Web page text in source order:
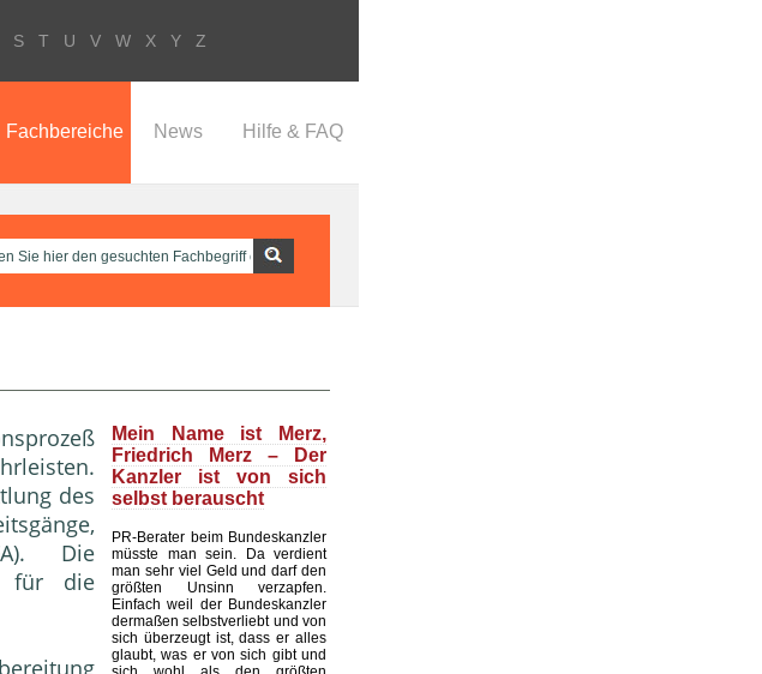
S T U V W X Y Z
Fachbereiche News Hilfe & FAQ
des
Die
für die
Mein Name ist Merz,
Friedrich Merz – Der
Kanzler ist von sich
selbst berauscht
PR-Berater beim Bundeskanzler
müsste man sein. Da verdient
man sehr viel Geld und darf den
größten Unsinn verzapfen.
Einfach weil der Bundeskanzler
dermaßen selbstverliebt und von
sich überzeugt ist, dass er alles
glaubt, was er von sich gibt und